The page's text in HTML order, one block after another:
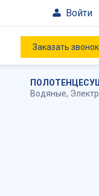
Войти
Заказать звонок
Водяные,